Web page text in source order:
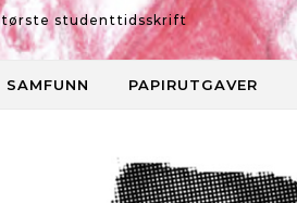
studenttidsskrift
SAMFUNN PAPIRUTGAVER